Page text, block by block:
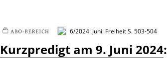
6/2024: Juni: Freiheit S. 503-504
Kurzpredigt am 9. Juni 2024: